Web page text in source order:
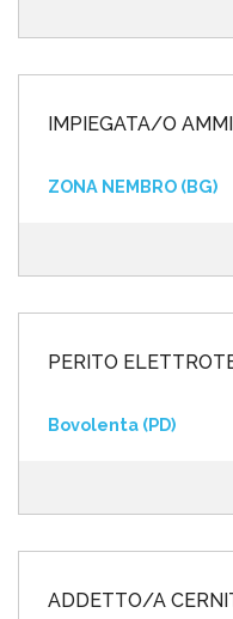
IMPIEGATA/O
ZONA NEMBRO (BG)
PERITO
Bovolenta (PD)
ADDETTO/A